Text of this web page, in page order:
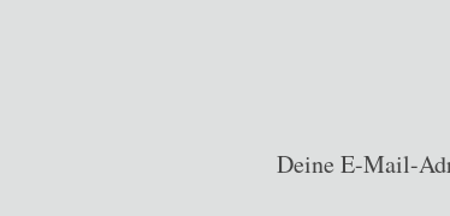
Deine E-Mail-